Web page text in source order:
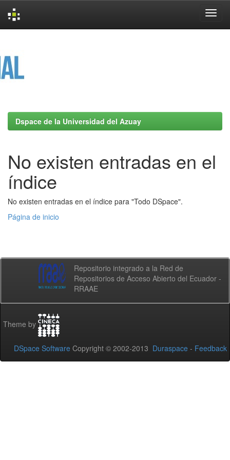
Dspace de la Universidad del Azuay
No existen entradas en el
índice
No existen entradas en el índice para "Todo DSpace".
Página de inicio
Repositorio integrado a la Red de
Repositorios de Acceso Abierto del Ecuador -
RRAAE
Theme by
DSpace Software Copyright © 2002-2013 Duraspace - Feedback